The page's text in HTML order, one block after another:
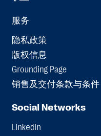
服务
隐私政策
版权信息
Grounding Page
销售及交付条款与条件
Social Networks
LinkedIn